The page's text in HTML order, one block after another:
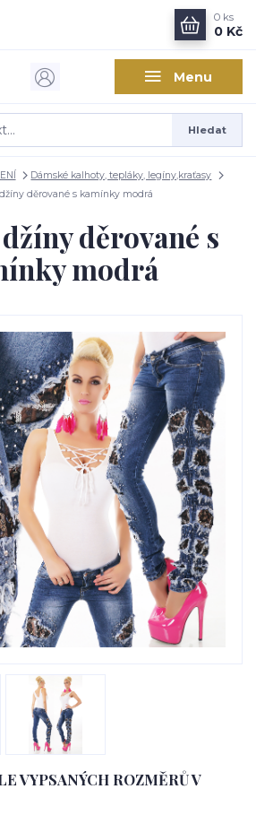
Menu
Hledat
0 ks
0 Kč
Dámské kalhoty, tepláky, legíny,kraťasy
děrované s kamínky modrá
děrované s
modrá
VYPSANÝCH ROZMĚRŮ V